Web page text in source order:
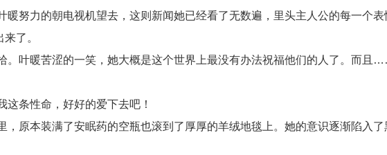
努力的朝电视机望去，这则新闻她已经看了无数遍，里头主人公的每一个表
了。
。叶暖苦涩的一笑，她大概是这个世界上最没有办法祝福他们的人了。而且
条性命，好好的爱下去吧！
，原本装满了安眠药的空瓶也滚到了厚厚的羊绒地毯上。她的意识逐渐陷入了